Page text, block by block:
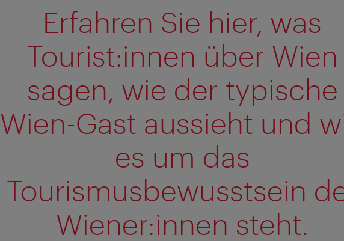
Erfahren Sie hier, was
Tourist:innen über Wien
sagen, wie der typische
Wien-Gast aussieht und
es um das
Tourismusbewusstsein
Wiener:innen steht.